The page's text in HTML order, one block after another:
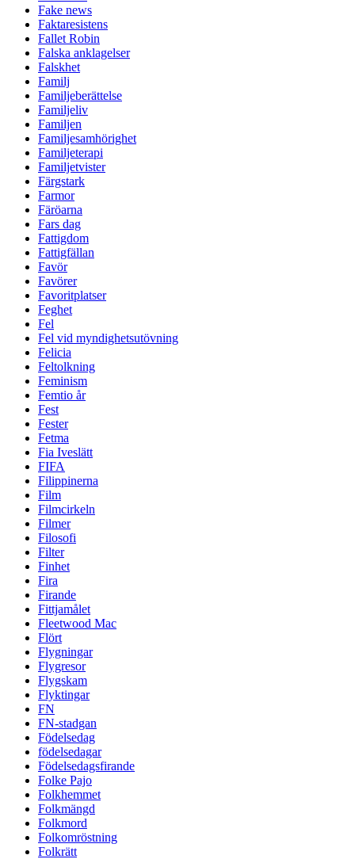
Fake news
Faktaresistens
Fallet Robin
Falska anklagelser
Falskhet
Familj
Familjeberättelse
Familjeliv
Familjen
Familjesamhörighet
Familjeterapi
Familjetvister
Färgstark
Farmor
Färöarna
Fars dag
Fattigdom
Fattigfällan
Favör
Favörer
Favoritplatser
Feghet
Fel
Fel vid myndighetsutövning
Felicia
Feltolkning
Feminism
Femtio år
Fest
Fester
Fetma
Fia Iveslätt
FIFA
Filippinerna
Film
Filmcirkeln
Filmer
Filosofi
Filter
Finhet
Fira
Firande
Fittjamålet
Fleetwood Mac
Flört
Flygningar
Flygresor
Flygskam
Flyktingar
FN
FN-stadgan
Födelsedag
födelsedagar
Födelsedagsfirande
Folke Pajo
Folkhemmet
Folkmängd
Folkmord
Folkomröstning
Folkrätt